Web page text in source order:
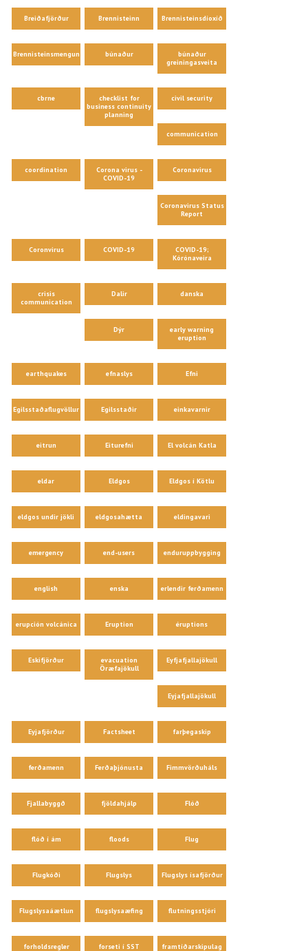
Breiðafjörður Brennisteinn Brennisteinsdíoxíð
Brennisteinsmengun búnaður
búnaður
greiningasveita
cbrne
checklist for
business continuity
planning
civil security
communication
coordination
Corona virus -
COVID-19
Coronavirus
Coronavirus Status
Report
Coronvirus COVID-19
COVID-19;
Kórónaveira
crisis
communication
Dalir danska
Dýr
early warning
eruption
earthquakes efnaslys Efni
Egilsstaðaflugvöllur Egilsstaðir einkavarnir
eitrun Eiturefni El volcán Katla
eldar Eldgos Eldgos í Kötlu
eldgos undir jökli eldgosahætta eldingavari
emergency end-users enduruppbygging
english enska erlendir ferðamenn
erupción volcánica Eruption éruptions
Eskifjörður
evacuation
Öræfajökull
Eyfjafjallajökull
Eyjafjallajökull
Eyjafjörður Factsheet farþegaskip
ferðamenn Ferðaþjónusta Fimmvörðuháls
Fjallabyggð fjöldahjálp Flóð
flóð í ám floods Flug
Flugkóði Flugslys Flugslys ísafjörður
Flugslysaáætlun flugslysaæfing flutningsstjóri
forholdsregler forseti í SST framtíðarskipulag